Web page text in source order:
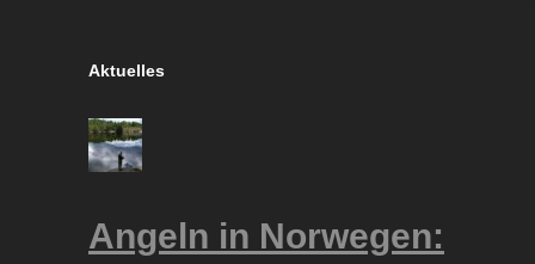
Aktuelles
Angeln in Norwegen: